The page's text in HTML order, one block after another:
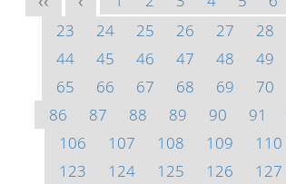
23
24 25 26 27 28
44
45 46 47 48 49
65
66 67 68 69 70
86
87 88 89 90 91
106
107 108 109 110
123
124 125 126 127